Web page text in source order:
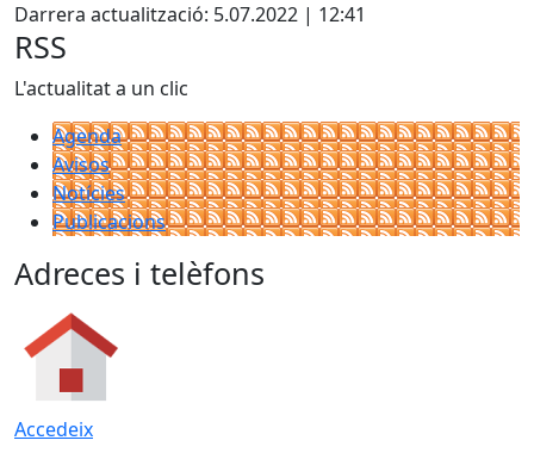
Darrera actualització: 5.07.2022 | 12:41
RSS
L'actualitat a un clic
Agenda
Avisos
Notícies
Publicacions
Adreces i telèfons
Accedeix